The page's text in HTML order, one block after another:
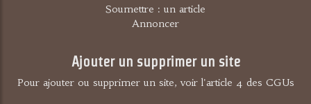
Soumettre : un article
Annoncer
Ajouter un supprimer un site
Pour ajouter ou supprimer un site, voir l'article 4 des CGUs